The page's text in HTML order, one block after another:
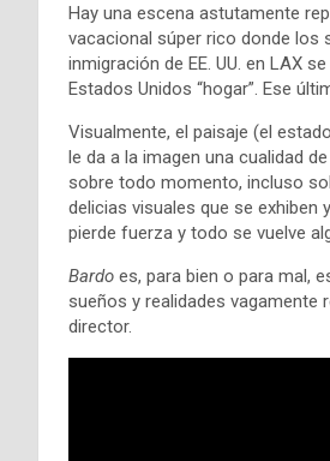
Hay una escena astutamente
vacacional súper rico donde los
inmigración de EE. UU. en LAX
Estados Unidos “hogar”. Ese
Visualmente, el paisaje (el
le da a la imagen una cualidad
sobre todo momento, incluso
delicias visuales que se
pierde fuerza y todo se vuelve
Bardo es, para bien o para mal,
sueños y realidades vagamente
director.